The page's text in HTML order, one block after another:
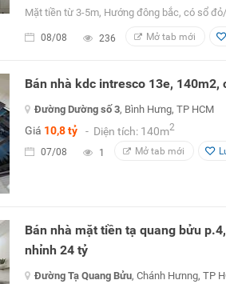
Mặt tiền từ 3-5m, Hướng đông bắc, có sổ
08/08 236 Mở tab mới
Bán nhà kdc intresco 13e, 140m2,
Đường Dường số 3, Bình Hưng, TP HCM
Giá 10,8 tỷ - Diện tích: 140m2
07/08 1 Mở tab mới
Bán nhà mặt tiền tạ quang bửu
nhỉnh 24 tỷ
Đường Tạ Quang Bửu, Chánh Hưnng, TP